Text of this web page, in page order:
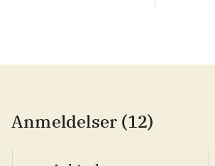
Anmeldelser (12)